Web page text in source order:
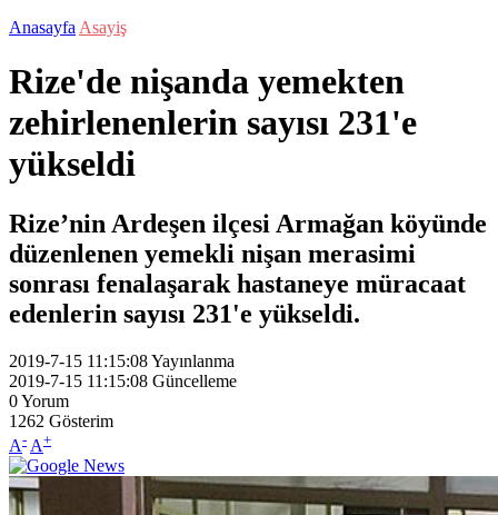
Anasayfa Asayiş
Rize'de nişanda yemekten
zehirlenenlerin sayısı 231'e
yükseldi
Rize’nin Ardeşen ilçesi Armağan köyünde
düzenlenen yemekli nişan merasimi
sonrası fenalaşarak hastaneye müracaat
edenlerin sayısı 231'e yükseldi.
2019-7-15 11:15:08Yayınlanma
2019-7-15 11:15:08 Güncelleme
0Yorum
1262 Gösterim
A- A+